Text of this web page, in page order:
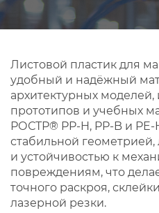
Листовой пластик для
удобный и надёжный
архитектурных
прототипов и учебных
РОСТР® PP‑H, PP‑B и
стабильной геометрией,
и устойчивостью к
повреждениям, что
точного раскроя,
лазерной резки.